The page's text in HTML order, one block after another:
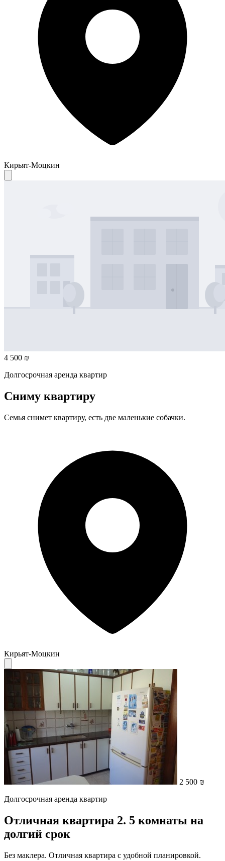
Кирьят-Моцкин
4 500 ₪
Долгосрочная аренда квартир
Сниму квартиру
Семья снимет квартиру, есть две маленькие собачки.
Кирьят-Моцкин
2 500 ₪
Долгосрочная аренда квартир
Отличная квартира 2. 5 комнаты на
долгий срок
Без маклера. Отличная квартира с удобной планировкой.